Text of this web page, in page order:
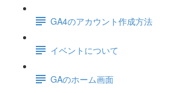
GA4のアカウント作成方法
イベントについて
GAのホーム画面